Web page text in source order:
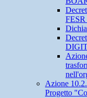
Azione
Progetto